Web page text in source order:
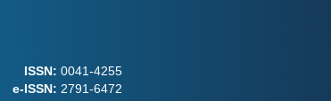
ISSN: 0041-4255
e-ISSN: 2791-6472